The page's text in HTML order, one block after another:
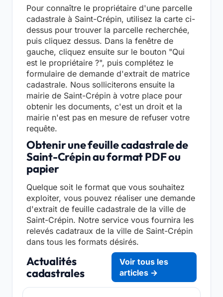
Pour connaître le propriétaire d'une parcelle
cadastrale à Saint-Crépin, utilisez la carte ci-
dessus pour trouver la parcelle recherchée,
puis cliquez dessus. Dans la fenêtre de
gauche, cliquez ensuite sur le bouton "Qui
est le propriétaire ?", puis complétez le
formulaire de demande d'extrait de matrice
cadastrale. Nous solliciterons ensuite la
mairie de Saint-Crépin à votre place pour
obtenir les documents, c'est un droit et la
mairie n'est pas en mesure de refuser votre
requête.
Obtenir une feuille cadastrale de
Saint-Crépin au format PDF ou
papier
Quelque soit le format que vous souhaitez
exploiter, vous pouvez réaliser une demande
d'extrait de feuille cadastrale de la ville de
Saint-Crépin. Notre service vous fournira les
relevés cadatraux de la ville de Saint-Crépin
dans tous les formats désirés.
Actualités
cadastrales
Voir tous les
articles →